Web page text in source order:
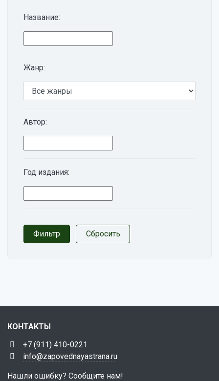
Название:
Жанр:
Автор:
Год издания:
КОНТАКТЫ
+7 (911) 410-0221
info@zapovednayastrana.ru
Нашли ошибку? Сообщите нам!